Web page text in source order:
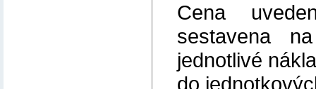
Cena
sestavena
jednotlivé
do